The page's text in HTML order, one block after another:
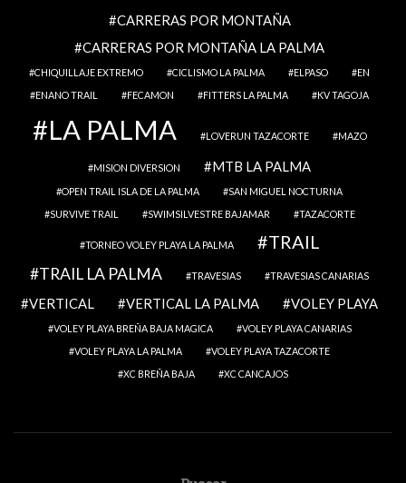
CARRERAS POR MONTAÑA
CARRERAS POR MONTAÑA LA PALMA
CHIQUILLAJE EXTREMO CICLISMO LA PALMA ELPASO
EN
ENANO TRAIL
FECAMON FITTERS LA PALMA KV TAGOJA
LA PALMA LOVERUN TAZACORTE MAZO
MISION DIVERSION MTB LA PALMA
OPEN TRAIL ISLA DE LA PALMA
SAN MIGUEL NOCTURNA
SURVIVE TRAIL
SWIMSILVESTRE BAJAMAR TAZACORTE
TORNEO VOLEY PLAYA LA PALMA TRAIL
TRAIL LA PALMA TRAVESIAS TRAVESIAS CANARIAS
VERTICAL VERTICAL LA PALMA VOLEY PLAYA
VOLEY PLAYA BREÑA BAJA MAGICA
VOLEY PLAYA CANARIAS
VOLEY PLAYA LA PALMA
VOLEY PLAYA TAZACORTE
XC BREÑA BAJA
XC CANCAJOS